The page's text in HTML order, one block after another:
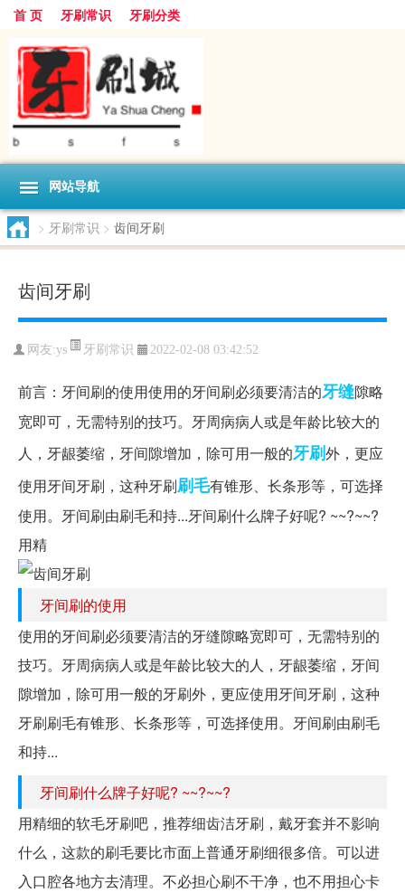
首 页 牙刷常识 牙刷分类
网站导航
> 牙刷常识 > 齿间牙刷
齿间牙刷
网友:ys 牙刷常识 2022-02-08 03:42:52
前言：牙间刷的使用使用的牙间刷必须要清洁的牙缝隙略
宽即可，无需特别的技巧。牙周病病人或是年龄比较大的
人，牙龈萎缩，牙间隙增加，除可用一般的牙刷外，更应
使用牙间牙刷，这种牙刷刷毛有锥形、长条形等，可选择
使用。牙间刷由刷毛和持...牙间刷什么牌子好呢? ~~?~~?
用精
牙间刷的使用
使用的牙间刷必须要清洁的牙缝隙略宽即可，无需特别的
技巧。牙周病病人或是年龄比较大的人，牙龈萎缩，牙间
隙增加，除可用一般的牙刷外，更应使用牙间牙刷，这种
牙刷刷毛有锥形、长条形等，可选择使用。牙间刷由刷毛
和持...
牙间刷什么牌子好呢? ~~?~~?
用精细的软毛牙刷吧，推荐细齿洁牙刷，戴牙套并不影响
什么，这款的刷毛要比市面上普通牙刷细很多倍。可以进
入口腔各地方去清理。不必担心刷不干净，也不用担心卡